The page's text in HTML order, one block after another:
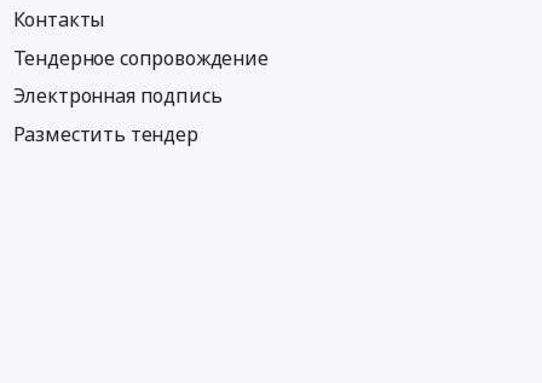
Контакты
Тендерное сопровождение
Электронная подпись
Разместить тендер